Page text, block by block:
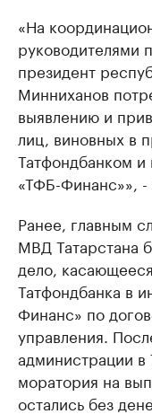
«На
руководителями
президент
Минниханов
выявлению и
лиц, виновных в
Татфондбанком
«ТФБ-Финанс»», -
Ранее, главным
МВД Татарстана
дело,
Татфондбанка в
Финанс» по
управления.
администрации в
моратория на
остались без